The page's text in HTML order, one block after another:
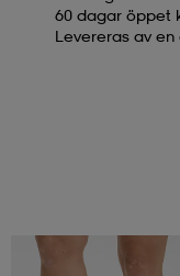
60 dagar öppet
Levereras av